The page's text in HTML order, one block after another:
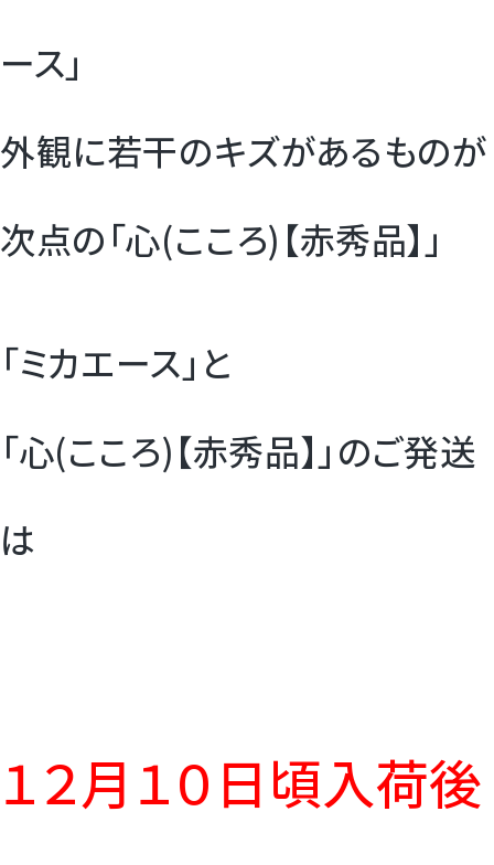
ース」
外観に若干のキズがあるものが
次点の「心(こころ)【赤秀品】」
「ミカエース」と
「心(こころ)【赤秀品】」のご発送
は
１２月１０日頃入荷後